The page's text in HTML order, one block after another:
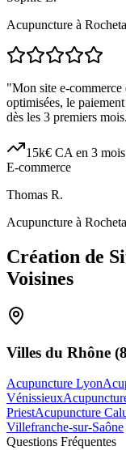
Acupuncture à
"Mon site e-commerce
optimisées, le
dès les 3 premiers mois.
15k€ CA en 3 mois
E-commerce
Thomas R.
Acupuncture à
Création de
Voisines
Villes du Rhône (8
Acupuncture Lyon
Vénissieux
PriestAcupuncture
Villefranche-sur-Saône
Questions Fréquentes